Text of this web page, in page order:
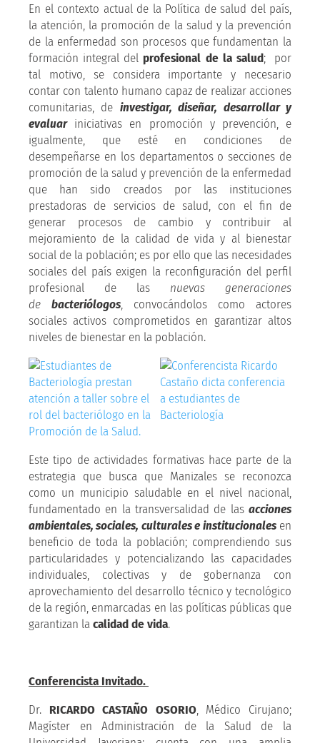
En el contexto actual de la Política de salud del país,
la atención, la promoción de la salud y la prevención
de la enfermedad son procesos que fundamentan la
formación integral del profesional de la salud; por
tal motivo, se considera importante y necesario
contar con talento humano capaz de realizar acciones
comunitarias, de investigar, diseñar, desarrollar y
evaluariniciativas en promoción y prevención, e
igualmente, que esté en condiciones de
desempeñarse en los departamentos o secciones de
promoción de la salud y prevención de la enfermedad
que han sido creados por las instituciones
prestadoras de servicios de salud, con el fin de
generar procesos de cambio y contribuir al
mejoramiento de la calidad de vida y al bienestar
social de la población; es por ello que las necesidades
sociales del país exigen la reconfiguración del perfil
profesional de las nuevas generaciones
de bacteriólogos, convocándolos como actores
sociales activos comprometidos en garantizar altos
niveles de bienestar en la población.
Este tipo de actividades formativas hace parte de la
estrategia que busca que Manizales se reconozca
como un municipio saludable en el nivel nacional,
fundamentado en la transversalidad de las acciones
ambientales, sociales, culturales e institucionalesen
beneficio de toda la población; comprendiendo sus
particularidades y potencializando las capacidades
individuales, colectivas y de gobernanza con
aprovechamiento del desarrollo técnico y tecnológico
de la región, enmarcadas en las políticas públicas que
garantizan lacalidad de vida.
Conferencista Invitado.
Dr. RICARDO CASTAÑO OSORIO, Médico Cirujano;
Magíster en Administración de la Salud de la